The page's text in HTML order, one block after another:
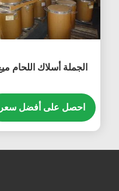
الجملة أسلاك اللحام ميغ
احصل على أفضل سعر